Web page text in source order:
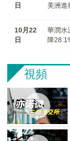
日
美洲進
10月22
日
華潤水
降
視頻